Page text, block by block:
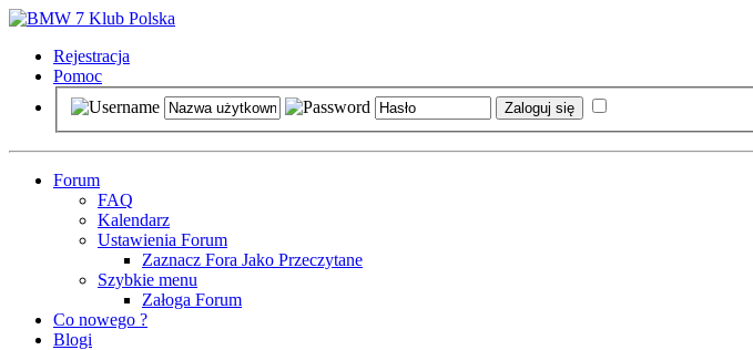
Rejestracja
Pomoc
Forum
FAQ
Kalendarz
Ustawienia Forum
Zaznacz Fora Jako Przeczytane
Szybkie menu
Załoga Forum
Co nowego ?
Blogi